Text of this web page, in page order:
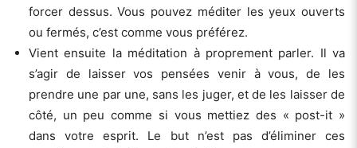
forcer dessus. Vous pouvez méditer les yeux ouverts
ou fermés, c’est comme vous préférez.
Vient ensuite la méditation à proprement parler. Il va
s’agir de laisser vos pensées venir à vous, de les
prendre une par une, sans les juger, et de les laisser de
côté, un peu comme si vous mettiez des « post-it »
dans votre esprit. Le but n’est pas d’éliminer ces